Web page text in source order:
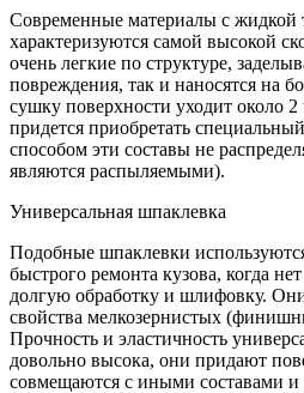
Современные материалы с жидкой
характеризуются самой высокой
очень легкие по структуре,
повреждения, так и наносятся на
сушку поверхности уходит около
придется приобретать
способом эти составы не
являются распыляемыми).
Универсальная шпаклевка
Подобные шпаклевки
быстрого ремонта кузова, когда
долгую обработку и шлифовку.
свойства мелкозернистых
Прочность и эластичность
довольно высока, они придают
совмещаются с иными составами